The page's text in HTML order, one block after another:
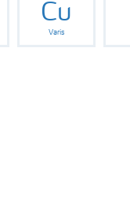
Cu
Varis